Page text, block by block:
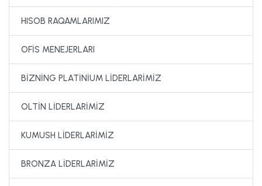
HISOB RAQAMLARIMIZ
OFİS MENEJERLARI
BİZNİNG PLATİNİUM LİDERLARİMİZ
OLTİN LİDERLARİMİZ
KUMUSH LİDERLARİMİZ
BRONZA LİDERLARİMİZ